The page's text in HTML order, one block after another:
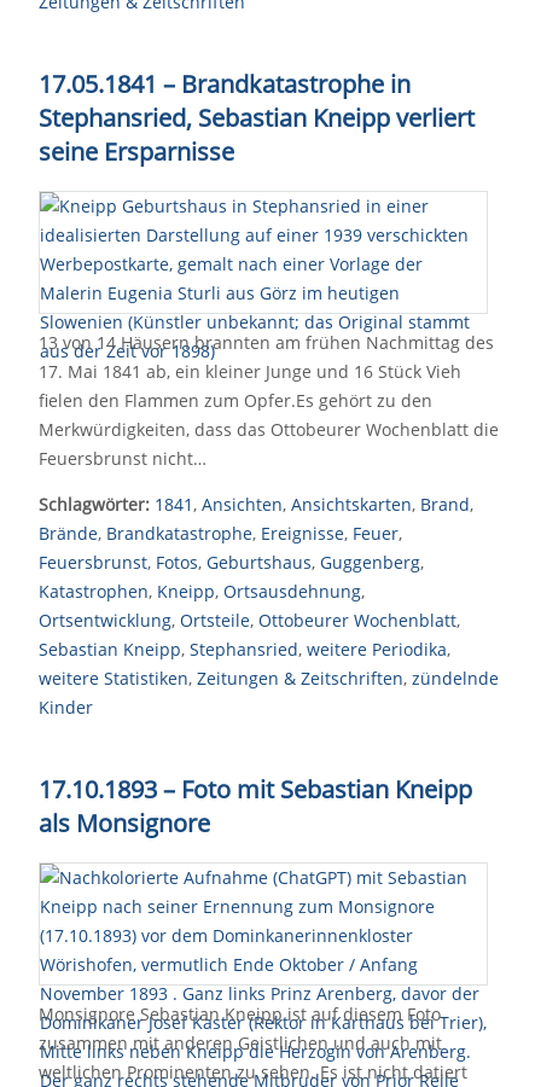
17.05.1841 – Brandkatastrophe in
Stephansried, Sebastian Kneipp verliert
seine Ersparnisse
13 von 14 Häusern brannten am frühen Nachmittag des
17. Mai 1841 ab, ein kleiner Junge und 16 Stück Vieh
fielen den Flammen zum Opfer.Es gehört zu den
Merkwürdigkeiten, dass das Ottobeurer Wochenblatt die
Feuersbrunst nicht…
Schlagwörter: 1841, Ansichten, Ansichtskarten, Brand,
Brände, Brandkatastrophe, Ereignisse, Feuer,
Feuersbrunst, Fotos, Geburtshaus, Guggenberg,
Katastrophen, Kneipp, Ortsausdehnung,
Ortsentwicklung, Ortsteile, Ottobeurer Wochenblatt,
Sebastian Kneipp, Stephansried, weitere Periodika,
weitere Statistiken, Zeitungen & Zeitschriften, zündelnde
Kinder
17.10.1893 – Foto mit Sebastian Kneipp
als Monsignore
Monsignore Sebastian Kneipp ist auf diesem Foto
zusammen mit anderen Geistlichen und auch mit
weltlichen Prominenten zu sehen. Es ist nicht datiert